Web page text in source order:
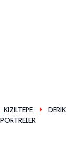
KIZILTEPE
DERİK
PORTRELER